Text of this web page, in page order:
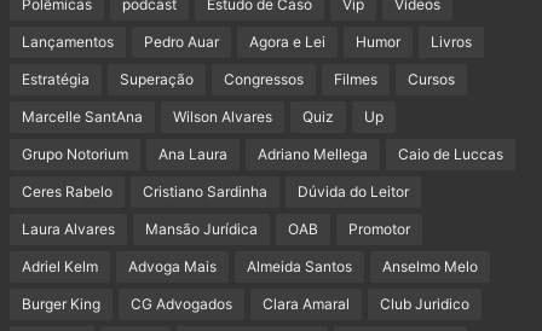
Polêmicas podcast Estudo de Caso Vip Vídeos
Lançamentos Pedro Auar Agora e Lei Humor Livros
Estratégia Superação Congressos Filmes Cursos
Marcelle SantAna Wilson Alvares Quiz Up
Grupo Notorium Ana Laura Adriano Mellega Caio de Luccas
Ceres Rabelo Cristiano Sardinha Dúvida do Leitor
Laura Alvares Mansão Jurídica OAB Promotor
Adriel Kelm Advoga Mais Almeida Santos Anselmo Melo
Burger King CG Advogados Clara Amaral Club Juridico